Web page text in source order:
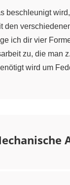
beschleunigt
den
ich dir vier
zu, die man
wird um